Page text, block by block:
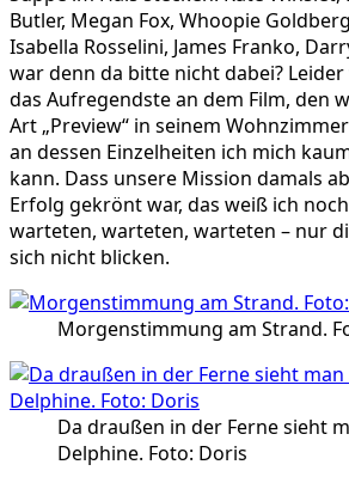
Butler, Megan Fox, Whoopie
Isabella Rosselini, James Franko,
war denn da bitte nicht dabei?
das Aufregendste an dem Film, den
Art „Preview“ in seinem
an dessen Einzelheiten ich mich
kann. Dass unsere Mission damals
Erfolg gekrönt war, das weiß ich
warteten, warteten, warteten – nur
sich nicht blicken.
Morgenstimmung am Strand.
Da draußen in der Ferne sieht
Delphine. Foto: Doris